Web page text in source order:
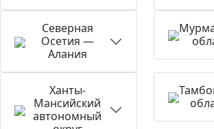
Северная
Осетия —
Алания
Ханты-
Мансийский
автономный